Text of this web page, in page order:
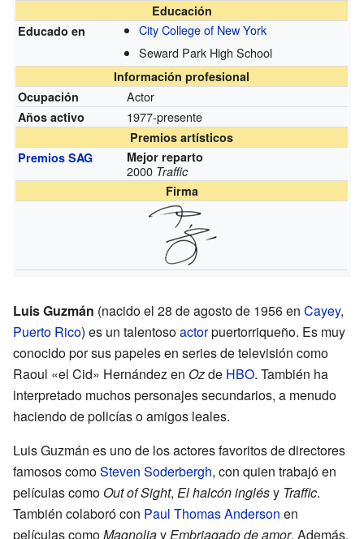
Educación
Educado en
City College of New York
Seward Park High School
Información profesional
Ocupación
Actor
Años activo 1977-presente
Premios artísticos
Premios SAG
Mejor reparto
2000 Traffic
Firma
Luis Guzmán (nacido el 28 de agosto de 1956 en Cayey,
Puerto Rico) es un talentosoactorpuertorriqueño. Es muy
conocido por sus papeles en series de televisión como
Raoul «el Cid» Hernández en Ozde HBO. También ha
interpretado muchos personajes secundarios, a menudo
haciendo de policías o amigos leales.
Luis Guzmán es uno de los actores favoritos de directores
famosos comoSteven Soderbergh, con quien trabajó en
películas como Out of Sight, El halcón inglésy Traffic.
También colaboró con Paul Thomas Anderson en
películas comoMagnoliayEmbriagado de amor. Además,